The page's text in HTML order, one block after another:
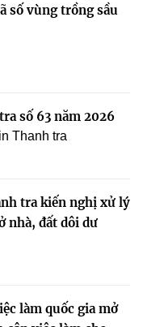
số vùng trồng sầu
số 63 năm 2026
Thanh tra
tra kiến nghị xử lý
nhà, đất dôi dư
làm quốc gia mở